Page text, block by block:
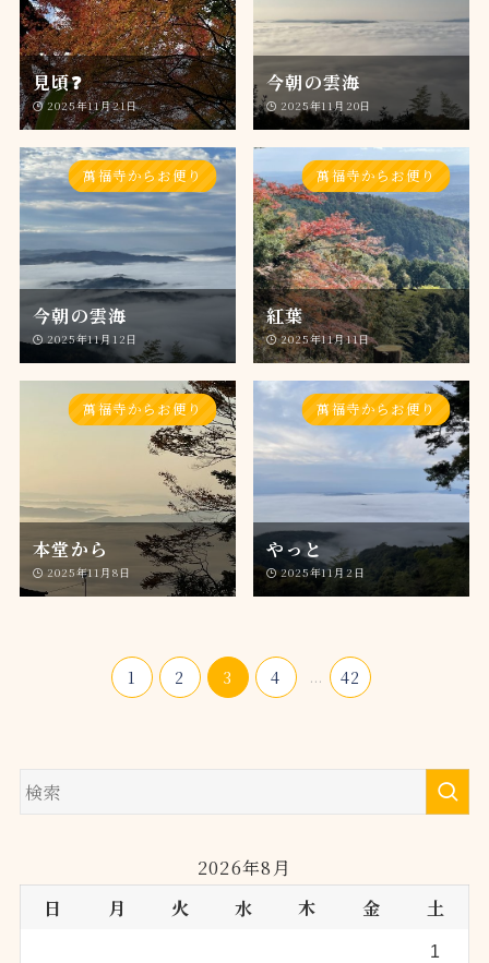
見頃❓
2025年11月21日
今朝の雲海
2025年11月20日
萬福寺からお便り
今朝の雲海
2025年11月12日
萬福寺からお便り
紅葉
2025年11月11日
萬福寺からお便り
本堂から
2025年11月8日
萬福寺からお便り
やっと
2025年11月2日
1 2 3 4 ... 42
2026年8月
日
月 火 水 木 金 土
1